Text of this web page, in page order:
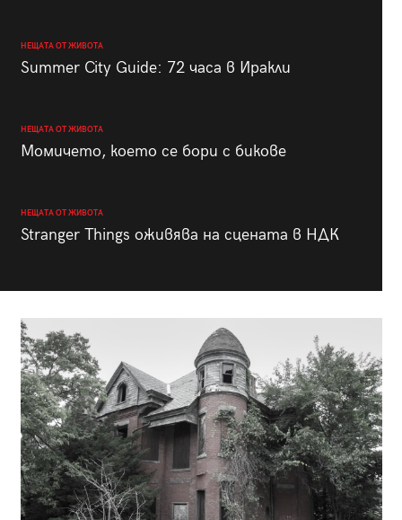
НЕЩАТА ОТ ЖИВОТА
Summer City Guide: 72 часа в Иракли
НЕЩАТА ОТ ЖИВОТА
Момичето, което се бори с бикове
НЕЩАТА ОТ ЖИВОТА
Stranger Things оживява на сцената в НДК